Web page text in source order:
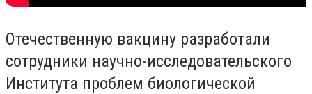
Отечественную вакцину разработали
сотрудники научно-исследовательского
Института проблем биологической